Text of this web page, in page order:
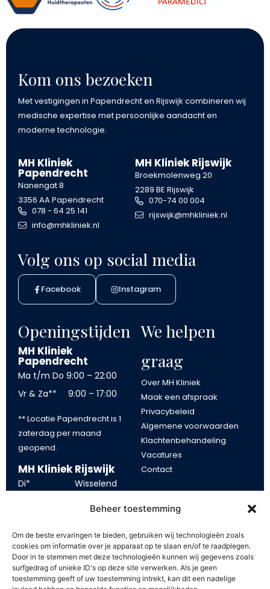
Beheer toestemming
Om de beste ervaringen te bieden, gebruiken wij technologieën zoals
cookies om informatie over je apparaat op te slaan en/of te raadplegen.
Door in te stemmen met deze technologieën kunnen wij gegevens zoals
surfgedrag of unieke ID's op deze site verwerken. Als je geen
toestemming geeft of uw toestemming intrekt, kan dit een nadelige
Kom ons bezoeken
Met vestigingen in Papendrecht en Rijswijk combineren wij
medische expertise met persoonlijke aandacht en
moderne technologie.
MH Kliniek
Papendrecht
Nanengat 8
3356 AA Papendrecht
078 - 64 25 141
info@mhkliniek.nl
MH Kliniek Rijswijk
Broekmolenweg 20
2289 BE Rijswijk
070-74 00 004
rijswijk@mhkliniek.nl
Volg ons op social media
Facebook Instagram
Openingstijden
MH Kliniek
Papendrecht
Ma t/m Do 9:00 – 22:00
Vr & Za**
9:00 – 17:00
** Locatie Papendrecht is 1
zaterdag per maand
geopend.
MH Kliniek Rijswijk
Di*
Wisselend
*tijden op dinsdag kunnen
eerder of later beginnen.
We helpen
graag
Over MH Kliniek
Maak een afspraak
Privacybeleid
Algemene voorwaarden
Klachtenbehandeling
Vacatures
Contact
Blijf op de
hoogte
Blijf op de hoogte van onze
aanbiedingen. Schrijf u in op
onze mailing en ontvang €